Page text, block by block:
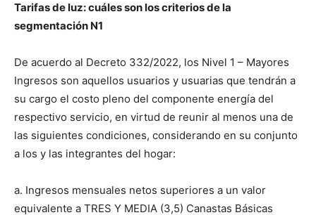
Tarifas de luz: cuáles son los criterios de la
segmentación N1
De acuerdo al Decreto 332/2022, los Nivel 1 – Mayores
Ingresos son aquellos usuarios y usuarias que tendrán a
su cargo el costo pleno del componente energía del
respectivo servicio, en virtud de reunir al menos una de
las siguientes condiciones, considerando en su conjunto
a los y las integrantes del hogar:
a. Ingresos mensuales netos superiores a un valor
equivalente a TRES Y MEDIA (3,5) Canastas Básicas